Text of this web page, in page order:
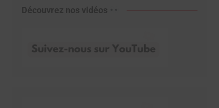
Découvrez nos vidéos